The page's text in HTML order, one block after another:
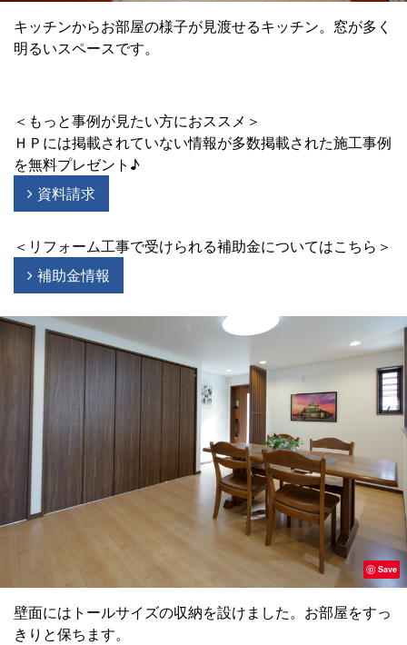
キッチンからお部屋の様子が見渡せるキッチン。窓が多く
明るいスペースです。
＜もっと事例が見たい方におススメ＞
ＨＰには掲載されていない情報が多数掲載された施工事例
を無料プレゼント♪
資料請求
＜リフォーム工事で受けられる補助金についてはこちら＞
補助金情報
Save
壁面にはトールサイズの収納を設けました。お部屋をすっ
きりと保ちます。